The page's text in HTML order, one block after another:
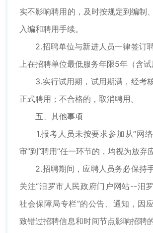
实不影响聘用的，及时按规定到编制
入编和聘用手续。
2.招聘单位与新进人员一律签订
上在招聘单位最低服务年限5年（含试
3.实行试用期，试用期满，经考
正式聘用；不合格的，取消聘用。
五、其他事项
1.报考人员未按要求参加从“网
审”到“聘用”任一环节的，均视为放弃
2.招聘期间，应聘人员务必保持
关注“汨罗市人民政府门户网站--汨
社会保障局专栏”的公告、通知，因
致错过招聘信息和时间节点影响招聘